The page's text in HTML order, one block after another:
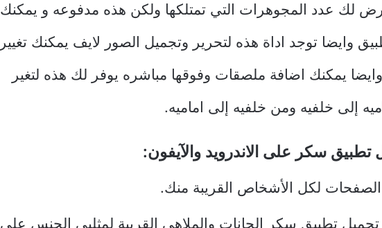
لك عدد المجوهرات التي تمتلكها ولكن هذه مدفوعه و يمكنك
وايضا توجد اداة هذه لتحرير وتجميل الصور لايف يمكنك تغيير
يمكنك اضافة ملصقات وفوقها مباشره يوفر لك هذه لتغير
إلى خلفيه ومن خلفيه إلى اماميه.
سكر على الاندرويد والآيفون:
لكل الأشخاص القريبة منك.
تطبيق سكر الحانات والملاهي القريبة لمثليي الجنس على